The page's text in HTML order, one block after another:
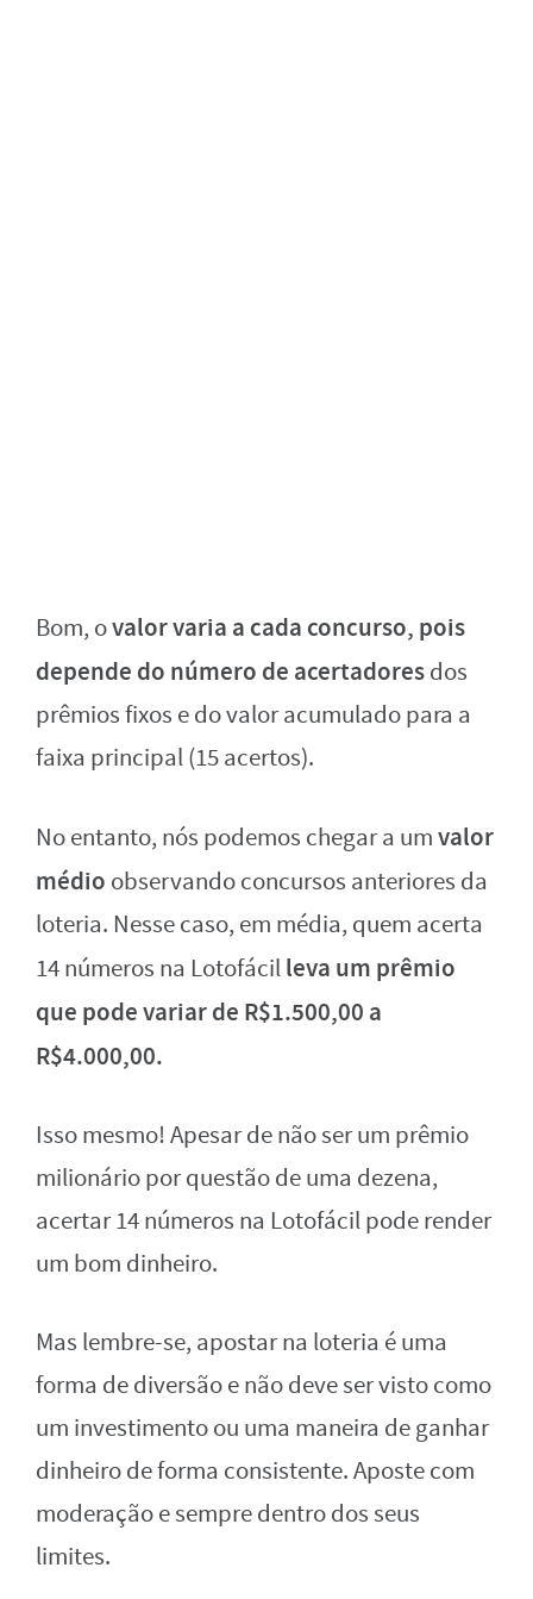
Bom, ovalor varia a cada concurso, pois
depende do número de acertadoresdos
prêmios fixos e do valor acumulado para a
faixa principal (15 acertos).
No entanto, nós podemos chegar a umvalor
médio observando concursos anteriores da
loteria. Nesse caso, em média, quem acerta
14 números na Lotofácilleva um prêmio
que pode variar de R$1.500,00 a
R$4.000,00.
Isso mesmo! Apesar de não ser um prêmio
milionário por questão de uma dezena,
acertar 14 números na Lotofácil pode render
um bom dinheiro.
Mas lembre-se, apostar na loteria é uma
forma de diversão e não deve ser visto como
um investimento ou uma maneira de ganhar
dinheiro de forma consistente. Aposte com
moderação e sempre dentro dos seus
limites.